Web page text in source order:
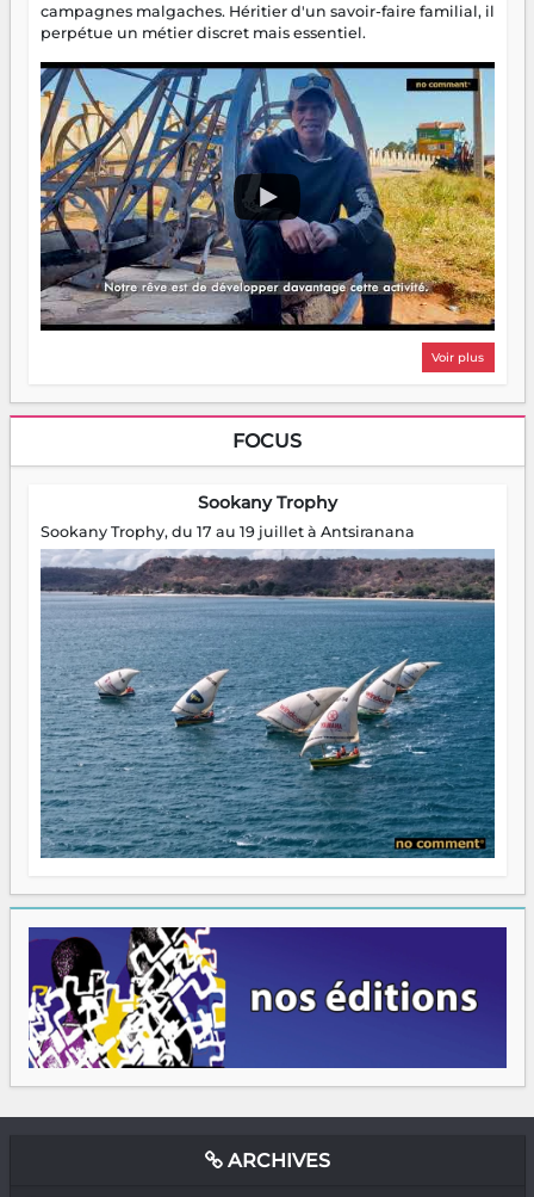
campagnes malgaches. Héritier d'un savoir-faire familial, il
perpétue un métier discret mais essentiel.
Voir plus
FOCUS
Sookany Trophy
Sookany Trophy, du 17 au 19 juillet à Antsiranana
ARCHIVES